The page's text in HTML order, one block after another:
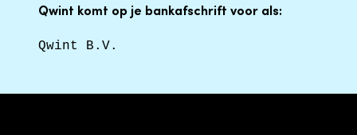
Qwint komt op je bankafschrift voor als:
Qwint B.V.